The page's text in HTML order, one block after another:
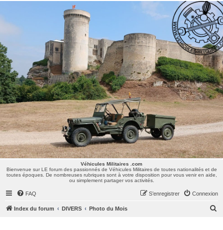
Véhicules Militaires .com
Bienvenue sur LE forum des passionnés de Véhicules Militaires de toutes nationalités et de
toutes époques. De nombreuses rubriques sont à votre disposition pour vous venir en aide,
ou simplement partager vos activités.
Véhicules Militaires .com
Bienvenue sur LE forum des passionnés de Véhicules Militaires de toutes nationalités et de
toutes époques. De nombreuses rubriques sont à votre disposition pour vous venir en aide,
ou simplement partager vos activités.
FAQ Connexion
S’enregistrer
Index du forum DIVERS Photo du Mois